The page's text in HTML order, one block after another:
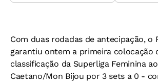
Com duas rodadas de antecipação, o
garantiu ontem a primeira colocação
classificação da Superliga Feminina
Caetano/Mon Bijou por 3 sets a 0 -